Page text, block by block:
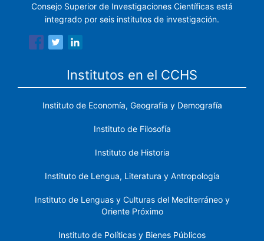
Consejo Superior de Investigaciones Científicas está
integrado por seis institutos de investigación.
Institutos en el CCHS
Instituto de Economía, Geografía y Demografía
Instituto de Filosofía
Instituto de Historia
Instituto de Lengua, Literatura y Antropología
Instituto de Lenguas y Culturas del Mediterráneo y
Oriente Próximo
Instituto de Políticas y Bienes Públicos